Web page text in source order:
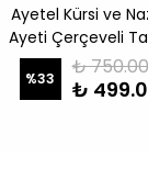
Ayetel Kürsi ve
Ayeti Çerçeveli
%33 ₺ 750.00
₺